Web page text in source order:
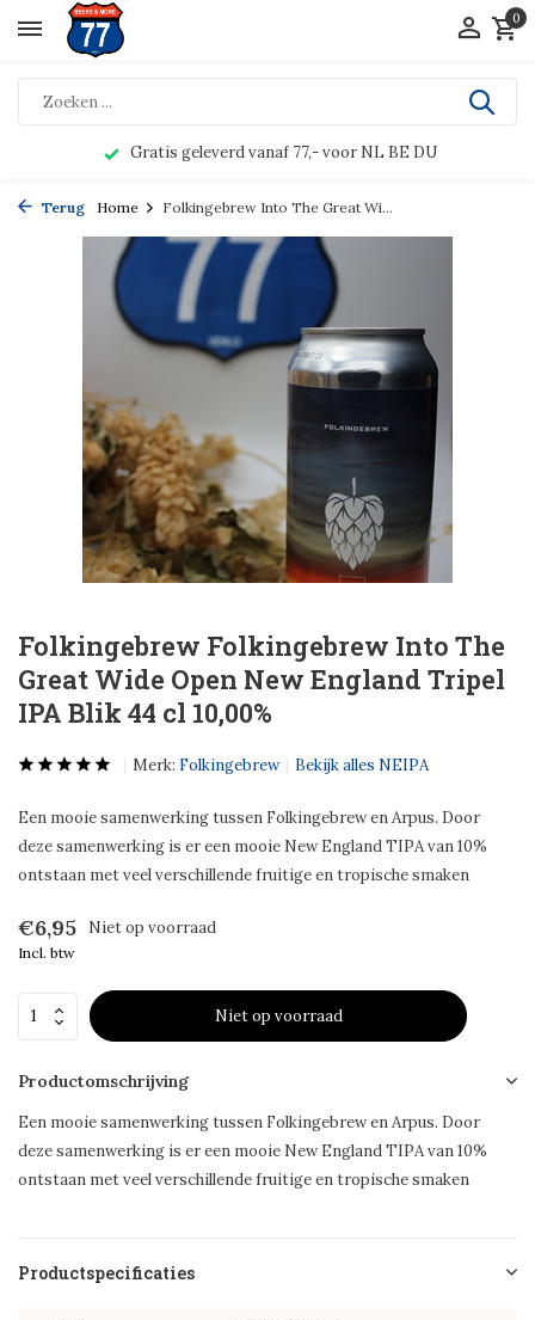
0
Gratis geleverd vanaf 77,- voor NL BE DU
Terug Home Folkingebrew Into The Great Wi...
Folkingebrew Folkingebrew Into The
Great Wide Open New England Tripel
IPA Blik 44 cl 10,00%
Merk: Folkingebrew Bekijk alles NEIPA
Een mooie samenwerking tussen Folkingebrew en Arpus. Door
deze samenwerking is er een mooie New England TIPA van 10%
ontstaan met veel verschillende fruitige en tropische smaken
€6,95 Niet op voorraad
Incl. btw
Niet op voorraad
Productomschrijving
Een mooie samenwerking tussen Folkingebrew en Arpus. Door
deze samenwerking is er een mooie New England TIPA van 10%
ontstaan met veel verschillende fruitige en tropische smaken
Productspecificaties